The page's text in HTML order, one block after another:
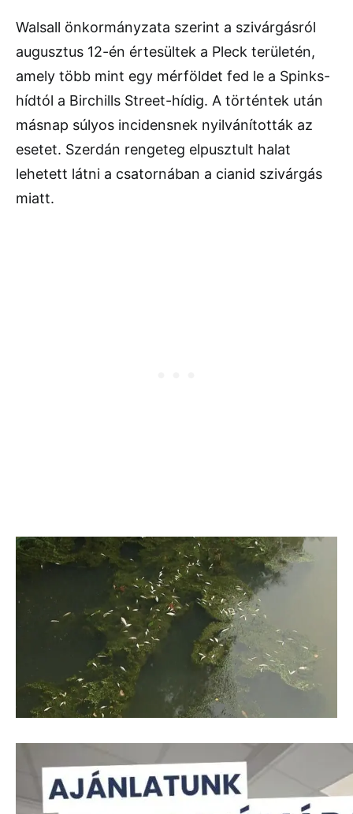
Walsall önkormányzata szerint a szivárgásról
augusztus 12-én értesültek a Pleck területén,
amely több mint egy mérföldet fed le a Spinks-
hídtól a Birchills Street-hídig. A történtek után
másnap súlyos incidensnek nyilvánították az
esetet. Szerdán rengeteg elpusztult halat
lehetett látni a csatornában a cianid szivárgás
miatt.